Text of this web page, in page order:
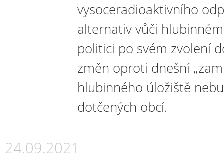
vysoceradioaktivního
alternativ vůči
politici po svém zvolení
změn oproti dnešní
hlubinného úložiště
dotčených obcí.
24.09.2021